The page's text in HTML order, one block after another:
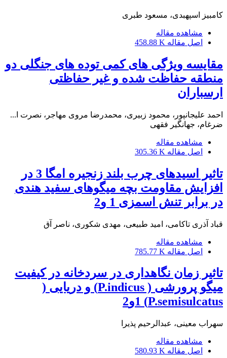
کامبیز اسپهبدی، مسعود طبری
مشاهده مقاله
اصل مقاله 458.88 K
مقایسه ویژگی های کمی توده های جنگلی دو
منطقه حفاظت شده و غیر حفاظتی
ارسباران
احمد علیجانپور، محمود زبیری، محمدرضا مروی مهاجر، نصرت ا...
ضرغام، جهانگیر فقهی
مشاهده مقاله
اصل مقاله 305.36 K
تاثیر اسیدهای چرب بلند زنجیره امگا 3 در
افزایش مقاومت بچه میگوهای سفید هندی
در برابر تنش اسمزی 1 و2
قباد آذری تاکامی، امید طبیعی، مهدی شکوری، ناصر آق
مشاهده مقاله
اصل مقاله 785.77 K
تاثیر زمان نگاهداری در سردخانه در کیفیت
میگو پرورشی ( P.indicus) و دریایی (
P.semisulcatus) 1و2
سهراب معینی، عبدالرحیم پذیرا
مشاهده مقاله
اصل مقاله 580.93 K